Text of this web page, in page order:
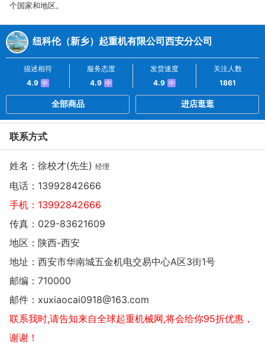
个国家和地区。
纽科伦（新乡）起重机有限公司西安分公司
描述相符
4.9 中
服务态度
4.9 中
发货速度
4.9 中
关注人数
1861
全部商品 进店逛逛
联系方式
姓名：徐校才(先生) 经理
电话： 13992842666
手机： 13992842666
传真：029-83621609
地区：陕西-西安
地址： 西安市华南城五金机电交易中心A区3街1号
邮编：710000
邮件： xuxiaocai0918@163.com
联系我时,请告知来自全球起重机械网,将会给你95折优惠，
谢谢！